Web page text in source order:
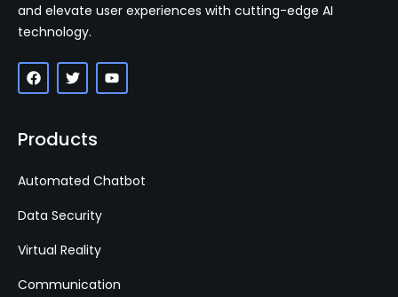
and elevate user experiences with cutting-edge AI
technology.
Products
Automated Chatbot
Data Security
Virtual Reality
Communication